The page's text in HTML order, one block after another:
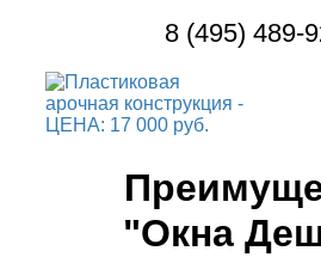
8 (495) 489-
"Окна